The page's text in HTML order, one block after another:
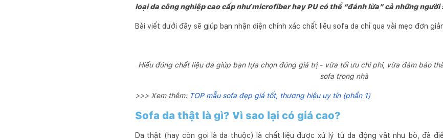
loại da công nghiệp cao cấp như microfiber hay PU có thể “đánh lừa” cả những người
Bài viết dưới đây sẽ giúp bạn nhận diện chính xác chất liệu sofa da chỉ qua vài mẹo đơn
Hiểu đúng chất liệu da giúp bạn lựa chọn đúng giá trị - vừa tối ưu chi phí, vừa đảm bảo
sofa trong nhà
>>> Xem thêm: TOP mẫu sofa đẹp giá tốt, thương hiệu uy tín (phần 1)
Sofa da thật là gì? Vì sao lại có giá cao?
Da thật (hay còn gọi là da thuộc) là chất liệu được xử lý từ da động vật như bò, đà